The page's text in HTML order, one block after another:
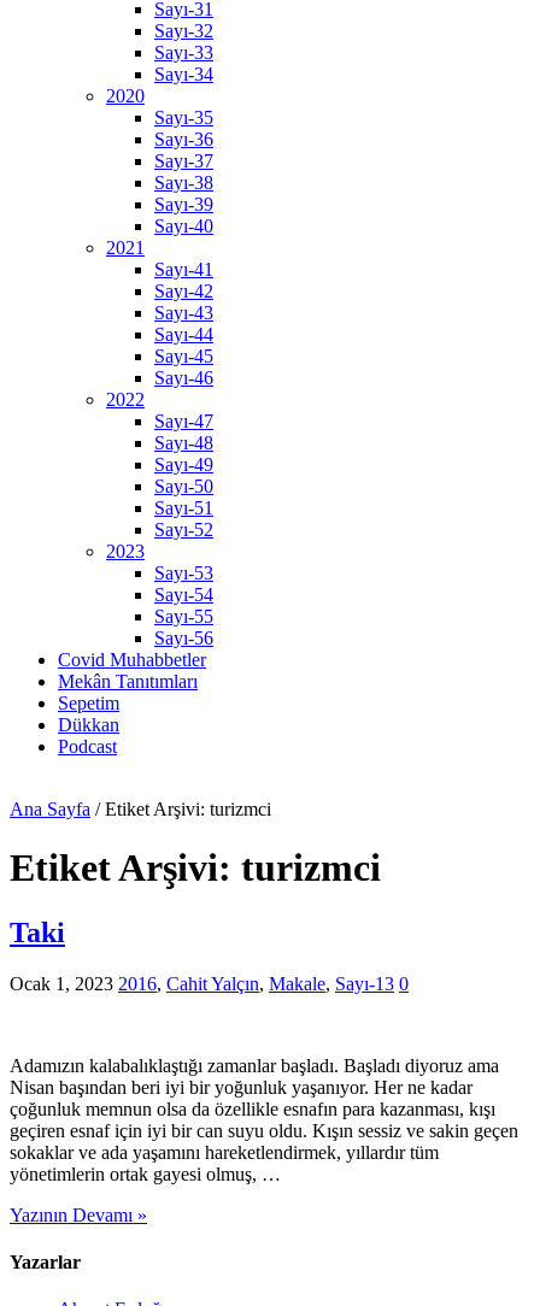
Sayı-31
Sayı-32
Sayı-33
Sayı-34
2020
Sayı-35
Sayı-36
Sayı-37
Sayı-38
Sayı-39
Sayı-40
2021
Sayı-41
Sayı-42
Sayı-43
Sayı-44
Sayı-45
Sayı-46
2022
Sayı-47
Sayı-48
Sayı-49
Sayı-50
Sayı-51
Sayı-52
2023
Sayı-53
Sayı-54
Sayı-55
Sayı-56
Covid Muhabbetler
Mekân Tanıtımları
Sepetim
Dükkan
Podcast
Ana Sayfa / Etiket Arşivi: turizmci
Etiket Arşivi: turizmci
Taki
Ocak 1, 2023 2016, Cahit Yalçın, Makale, Sayı-13 0
Adamızın kalabalıklaştığı zamanlar başladı. Başladı diyoruz ama
Nisan başından beri iyi bir yoğunluk yaşanıyor. Her ne kadar
çoğunluk memnun olsa da özellikle esnafın para kazanması, kışı
geçiren esnaf için iyi bir can suyu oldu. Kışın sessiz ve sakin geçen
sokaklar ve ada yaşamını hareketlendirmek, yıllardır tüm
yönetimlerin ortak gayesi olmuş, …
Yazının Devamı »
Yazarlar